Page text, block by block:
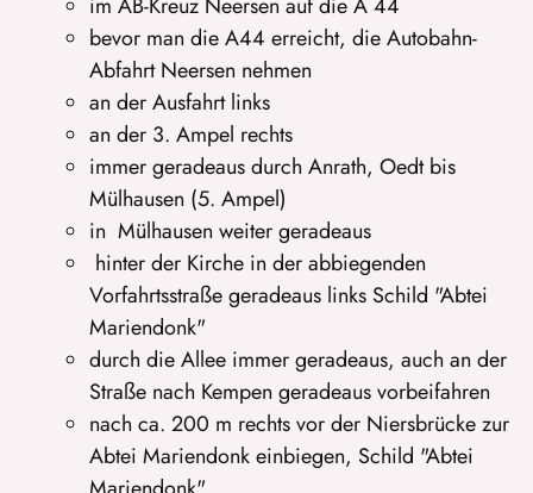
bevor man die A44 erreicht, die Autobahn-
Abfahrt Neersen nehmen
an der Ausfahrt links
an der 3. Ampel rechts
immer geradeaus durch Anrath, Oedt bis
Mülhausen (5. Ampel)
in Mülhausen weiter geradeaus
hinter der Kirche in der abbiegenden
Vorfahrtsstraße geradeaus links Schild "Abtei
Mariendonk"
durch die Allee immer geradeaus, auch an der
Straße nach Kempen geradeaus vorbeifahren
nach ca. 200 m rechts vor der Niersbrücke zur
Abtei Mariendonk einbiegen, Schild "Abtei